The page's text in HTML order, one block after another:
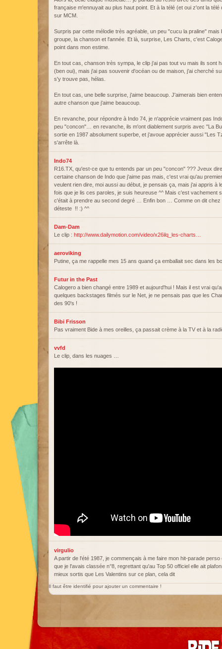
française m'ennuyait au plus haut point. Et à la télé (et oui z'ont la
sur MCM.
Surpris par cette mélodie très agréable, un peu "cucu la praline"
groupe, la chanson et l'année. Et là, surprise, Les Charts, c'est
point dans mon estime.
En tout cas, chanson très sympa, le clip j'ai pas tout vu mais ils sont
(ben oui), mais j'ai pas souvenir d'océan ou de maison, j'ai cherché
s'y trouve pas, hélas.
En tout cas, une belle surprise, j'aime beaucoup. J'aimerais bien
autre chanson que j'aime beaucoup.
En revanche, pour répondre à Indo 74, je n'apprécie vraiment pas
peu "concon"… en revanche, ils m'ont diablement surpris avec "La
sortie en 1987 absolument superbe, et j'avoue apprécier aussi "Les
s'arrête là.
Indo74
R16.TX, qu'est-ce que tu entends par un peu "concon" ??? Jveux
certaine chanson de Indo que j'aime pas mais, c'est vrai qu'au
veulent rien dire, moi aussi au début, je pensais ça, mais j'ai appris à
fois que je lis ces paroles, je suis heureuse ^^ Mais c'est vachement
c'était à prendre au second degré … Enfin bon … Comme on dit chez
déteste !! :) ^^
Dam-Dam
Le clip : http://www.dailymotion.com/video/x26ilq_les-charts…
aeroviking
Putine, ça me rappelle mes 15 ans quand ça emballait sec dans les
Futur in the Past
Calogero a bien changé entre 1989 et aujourd'hui ! Mais il est vrai
quelques backstages filmés sur le Net, je ne pensais pas que les
des 90's !
Bibi Frisson
Pas vraiment Bide à mes oreilles, ça passait crème à la TV et à la
vvfd
Le clip, dans les nuages …
virgulio
A partir de l'été 1987, je commençais à me faire mon hit-parade
que je l'avais classée n°8, regrettant qu'au Top 50 officiel elle ait
mieux sortis que Les Valentins sur ce plan, cela dit
Il faut être identifié pour ajouter un commentaire !